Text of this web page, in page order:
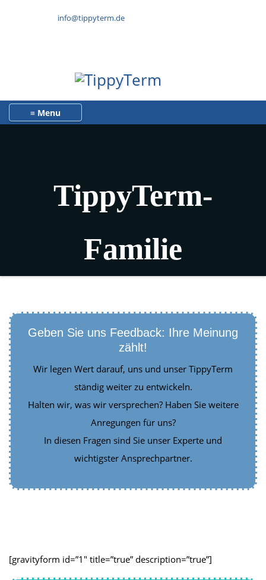
info@tippyterm.de
Toggle navigation
TippyTerm-
Familie
Geben Sie uns Feedback: Ihre Meinung
zählt!
Wir legen Wert darauf, uns und unser TippyTerm
ständig weiter zu entwickeln.
Halten wir, was wir versprechen? Haben Sie weitere
Anregungen für uns?
In diesen Fragen sind Sie unser Experte und
wichtigster Ansprechpartner.
[gravityform id=”1″ title=”true” description=”true”]